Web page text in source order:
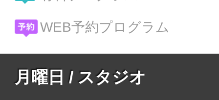
WEB予約プログラム
月曜日 / スタジオ